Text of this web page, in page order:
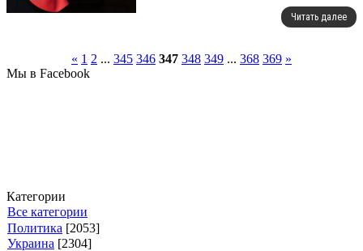
Читать далее
« 1 2 ... 345 346 347 348 349 ... 368 369 »
Мы в Facebook
Категории
Все категории
Политика [2053]
Украина [2304]